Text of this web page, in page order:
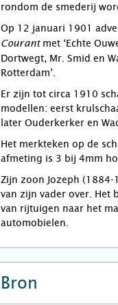
rondom de smederij
Op 12 januari 1901
Courantmet ‘Echte
Dortwegt, Mr. Smid en
Rotterdam’.
Er zijn tot circa 1910
modellen: eerst
later Ouderkerker en
Het merkteken op de
afmeting is 3 bij 4mm
Zijn zoon Jozeph
van zijn vader over. Het
van rijtuigen naar het
automobielen.
Bron